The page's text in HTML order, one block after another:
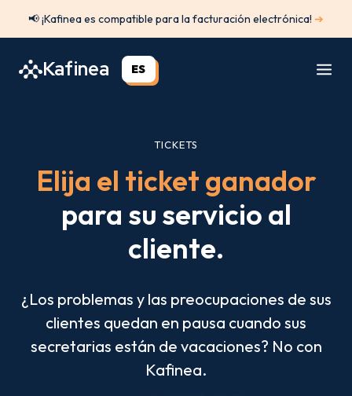
📢 ¡Kafinea es compatible para la facturación electrónica! ➔
Kafinea ES
TICKETS
Elija el ticket ganador
para su servicio al
cliente.
¿Los problemas y las preocupaciones de sus
clientes quedan en pausa cuando sus
secretarias están de vacaciones? No con
Kafinea.